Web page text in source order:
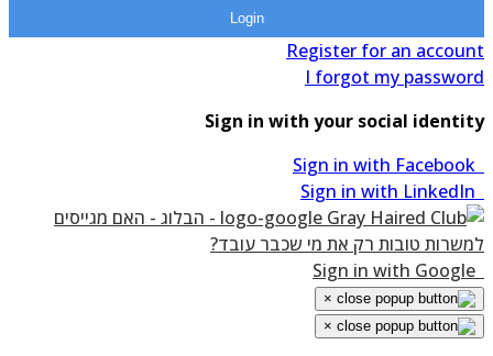
Login
Register for an
I forgot my
Sign in with your social
×
×